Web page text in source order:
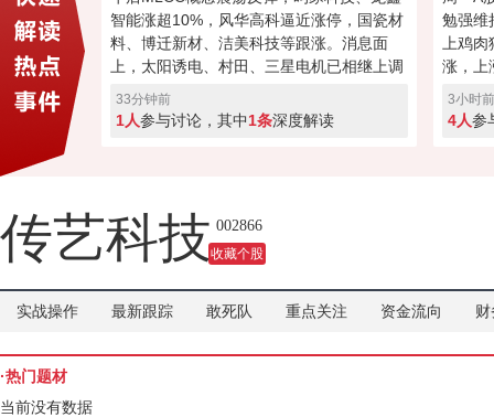
智能涨超10%，风华高科逼近涨停，国瓷材
料、博迁新材、洁美科技等跟涨。消息面
上，太阳诱电、村田、三星电机已相继上调
业绩预期并启动涨价，三星电机8月1日起
MLCC全线涨价30%，太阳诱电9月1日起跟
33分钟前
1人参与讨论，其中1条深度解读
勉强维
上鸡
涨，上
的背
么明
3小时前
4人参
传艺科技 002866
收藏个股
实战操作 最新跟踪 敢死队 重点关注 资金流向
·热门题材
当前没有数据